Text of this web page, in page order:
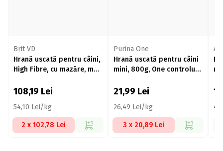
Brit VD
Hrană uscată pentru câini,
High Fibre, cu mazăre, măr
gluten și fără cereale 2kg
108,19 Lei
54,10 Lei/kg
2 x 102,78 Lei
Purina One
Hrană uscată pentru câini
mini, 800g, One controlul
21,99 Lei
26,49 Lei/kg
3 x 20,89 Lei